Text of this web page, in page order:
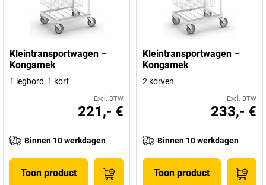
Kleintransportwagen –
Kongamek
1 legbord, 1 korf
Excl. BTW
221,- €
Binnen 10 werkdagen
Toon product
Kleintransportwagen –
Kongamek
2 korven
Excl. BTW
233,- €
Binnen 10 werkdagen
Toon product